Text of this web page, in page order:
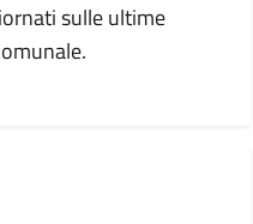
sulle ultime